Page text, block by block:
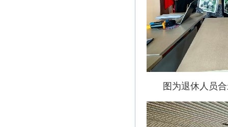
图为退休人员